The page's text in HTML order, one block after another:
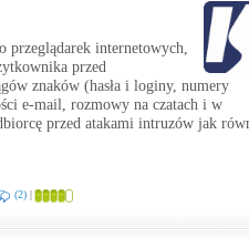
przeglądarek internetowych,
przed
znaków (hasła i loginy, numery
e-mail, rozmowy na czatach i w
przed atakami intruzów jak
(2) |